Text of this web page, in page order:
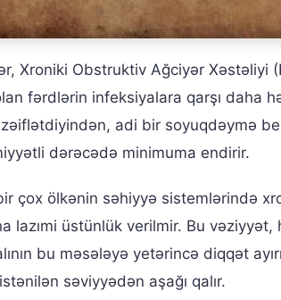
Xroniki Obstruktiv Ağciyər Xəstəliyi
fərdlərin infeksiyalara qarşı daha
zəiflətdiyindən, adi bir soyuqdəymə
dərəcədə minimuma endirir.
çox ölkənin səhiyyə sistemlərində
lazımi üstünlük verilmir. Bu vəziyyət,
bu məsələyə yetərincə diqqət
səviyyədən aşağı qalır.